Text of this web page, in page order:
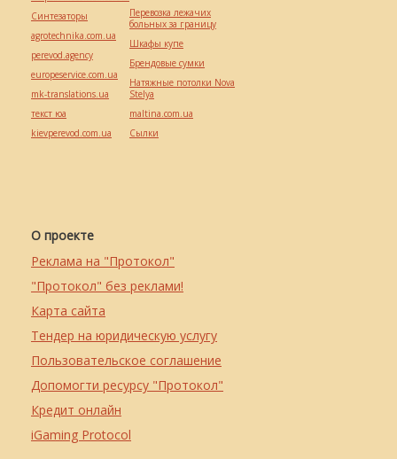
О проекте
Реклама на "Протокол"
"Протокол" без реклами!
Карта сайта
Тендер на юридическую услугу
Пользовательское соглашение
Допомогти ресурсу "Протокол"
Кредит онлайн
iGaming Protocol
Синтезаторы
agrotechnika.com.ua
perevod.agency
europeservice.com.ua
mk-translations.ua
текст юа
kievperevod.com.ua
Перевозка лежачих
больных за границу
Шкафы купе
Брендовые сумки
Натяжные потолки Nova
Stelya
maltina.com.ua
Cылки